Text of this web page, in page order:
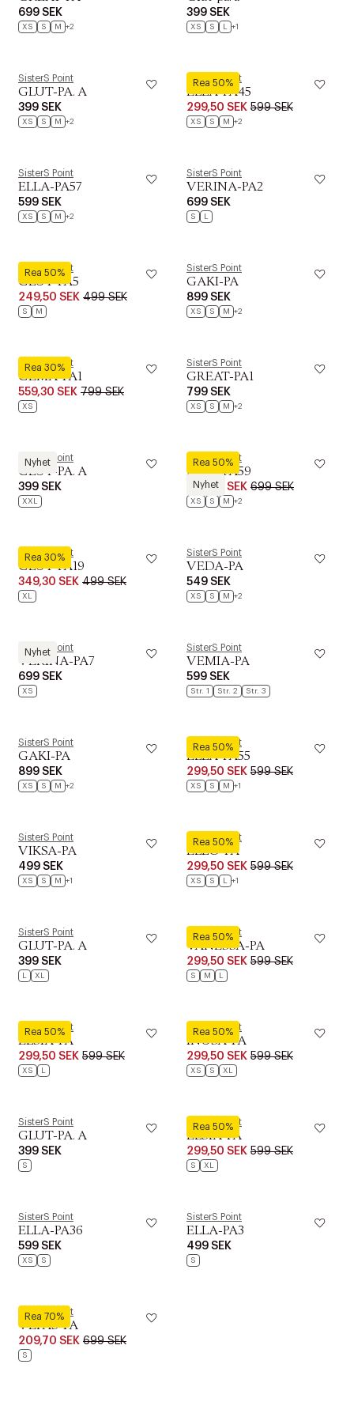
699 SEK
XS S M +2
399 SEK
XS S L +1
SisterS Point
GLUT-PA. A
399 SEK
XS S M +2
Rea 50%
SisterS Point
ELLA-PA45
299,50 SEK 599 SEK
XS S M +2
SisterS Point
ELLA-PA57
599 SEK
XS S M +2
SisterS Point
VERINA-PA2
699 SEK
S L
Rea 50%
SisterS Point
GLUT-PA5
249,50 SEK 499 SEK
S M
SisterS Point
GAKI-PA
899 SEK
XS S M +2
Rea 30%
SisterS Point
GEMA-PA1
559,30 SEK 799 SEK
XS
SisterS Point
GREAT-PA1
799 SEK
XS S M +2
Nyhet
SisterS Point
GLUT-PA. A
399 SEK
XXL
Rea 50%
Nyhet
SisterS Point
ELLA-PA59
349,50 SEK 699 SEK
XS S M +2
Rea 30%
SisterS Point
GLUT-PA19
349,30 SEK 499 SEK
XL
SisterS Point
VEDA-PA
549 SEK
XS S M +2
Nyhet
SisterS Point
VERINA-PA7
699 SEK
XS
SisterS Point
VEMIA-PA
599 SEK
Str. 1 Str. 2 Str. 3
SisterS Point
GAKI-PA
899 SEK
XS S M +2
Rea 50%
SisterS Point
ELLA-PA55
299,50 SEK 599 SEK
XS S M +1
SisterS Point
VIKSA-PA
499 SEK
XS S M +1
Rea 50%
SisterS Point
ELLO-PA
299,50 SEK 599 SEK
XS S L +1
SisterS Point
GLUT-PA. A
399 SEK
L XL
Rea 50%
SisterS Point
VANESSA-PA
299,50 SEK 599 SEK
S M L
Rea 50%
SisterS Point
ELSIA-PA
299,50 SEK 599 SEK
XS L
Rea 50%
SisterS Point
INUSA-PA
299,50 SEK 599 SEK
XS S XL
SisterS Point
GLUT-PA. A
399 SEK
S
Rea 50%
SisterS Point
ELSIA-PA
299,50 SEK 599 SEK
S XL
SisterS Point
ELLA-PA36
599 SEK
XS S
SisterS Point
ELLA-PA3
499 SEK
S
Rea 70%
SisterS Point
VEPAS-PA
209,70 SEK 699 SEK
S